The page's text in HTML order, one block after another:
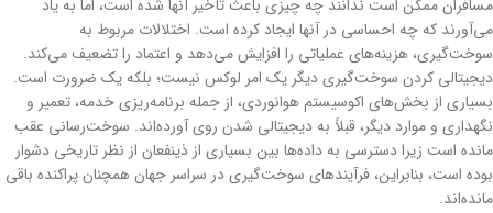
مسافران ممکن است ندانند چه چیزی باعث تأخیر آنها شده است، اما به یاد
می‌آورند که چه احساسی در آنها ایجاد کرده است. اختلالات مربوط به
سوخت‌گیری، هزینه‌های عملیاتی را افزایش می‌دهد و اعتماد را تضعیف می‌کند.
دیجیتالی کردن سوخت‌گیری دیگر یک امر لوکس نیست؛ بلکه یک ضرورت است.
بسیاری از بخش‌های اکوسیستم هوانوردی، از جمله برنامه‌ریزی خدمه، تعمیر و
نگهداری و موارد دیگر، قبلاً به دیجیتالی شدن روی آورده‌اند. سوخت‌رسانی عقب
مانده است زیرا دسترسی به داده‌ها بین بسیاری از ذینفعان از نظر تاریخی دشوار
بوده است، بنابراین، فرآیندهای سوخت‌گیری در سراسر جهان همچنان پراکنده باقی
مانده‌اند.